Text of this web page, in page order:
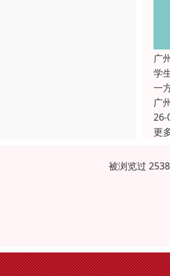
广
学
一
广
26-
更
被浏览过